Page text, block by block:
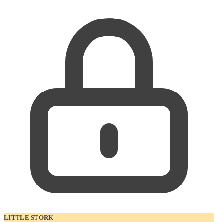
LITTLE STORK